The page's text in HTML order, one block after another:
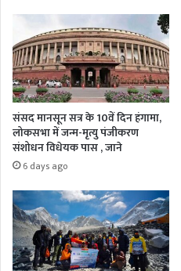
संसद मानसून सत्र के 10वें दिन हंगामा,
लोकसभा में जन्म-मृत्यु पंजीकरण
संशोधन विधेयक पास , जाने
6 days ago